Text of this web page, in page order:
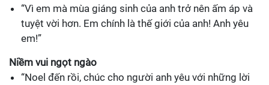
“Vì em mà mùa giáng sinh của anh trở nên ấm áp và
tuyệt vời hơn. Em chính là thế giới của anh! Anh yêu
em!”
Niềm vui ngọt ngào
“Noel đến rồi, chúc cho người anh yêu với những lời